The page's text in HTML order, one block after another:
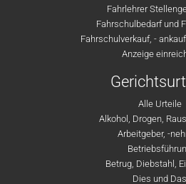
Fahrlehrer
Fahrschulbedarf und
Fahrschulverkauf, -
Anzeige
Alle Urteile
Alkohol, Drogen,
Arbeitgeber, -
Betrug, Diebstahl,
Dies und Das